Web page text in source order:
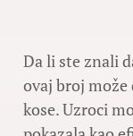
Da li ste znali
ovaj broj
kose. Uzroci